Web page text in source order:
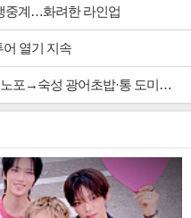
중계…화려한 라인업
열기 지속
성 광어초밥·통 도미찜 맛집 탐방